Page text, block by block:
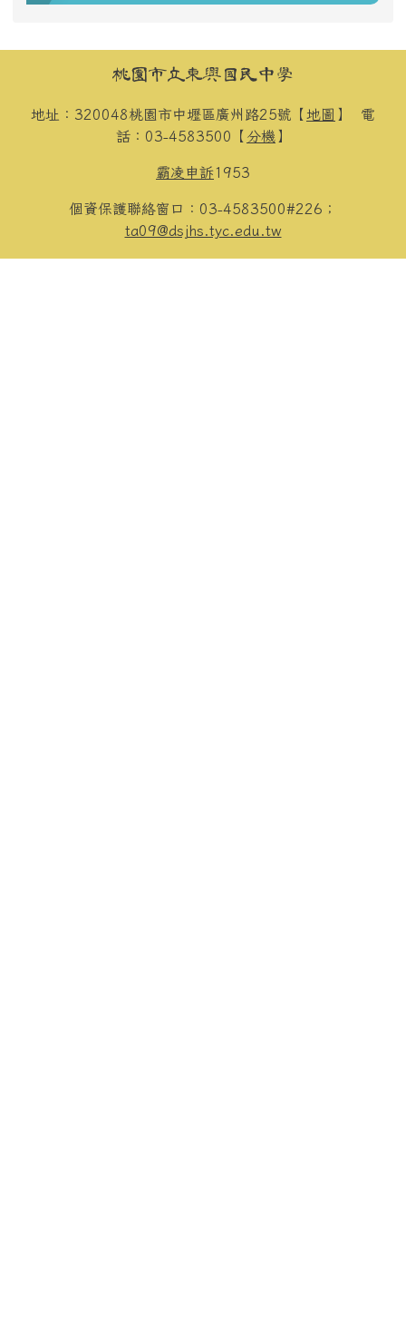
頁尾區域內容桃園市立東興國民中學
地址：320048桃園市中壢區廣州路25號【 地圖 】 電
話：03-4583500【 分機 】
霸凌申訴1953
個資保護聯絡窗口：03-4583500#226；
ta09@dsjhs.tyc.edu.tw